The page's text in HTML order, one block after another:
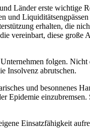
Länder erste wichtige
erhalten, die
diese große
folgen.
Insolvenz abrutschen.
und besonnenes
Einsatzfähigkeit